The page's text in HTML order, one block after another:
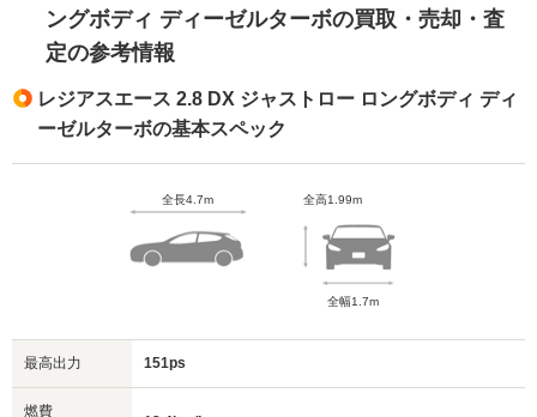
ングボディ ディーゼルターボの買取・売却・査
定の参考情報
レジアスエース 2.8 DX ジャストロー ロングボディ ディ
ーゼルターボの基本スペック
全長4.7m 全高1.99m
全幅1.7m
最高出力 151ps
燃費